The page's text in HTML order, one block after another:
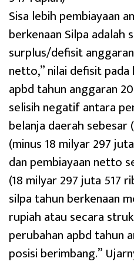
Sisa lebih pembiayaan
berkenaan Silpa adalah
surplus/defisit
netto,” nilai defisit
apbd tahun anggaran
selisih negatif antara
belanja daerah sebesar
(minus 18 milyar 297
dan pembiayaan netto
(18 milyar 297 juta 517
silpa tahun berkenaan
rupiah atau secara
perubahan apbd tahun
posisi berimbang.”